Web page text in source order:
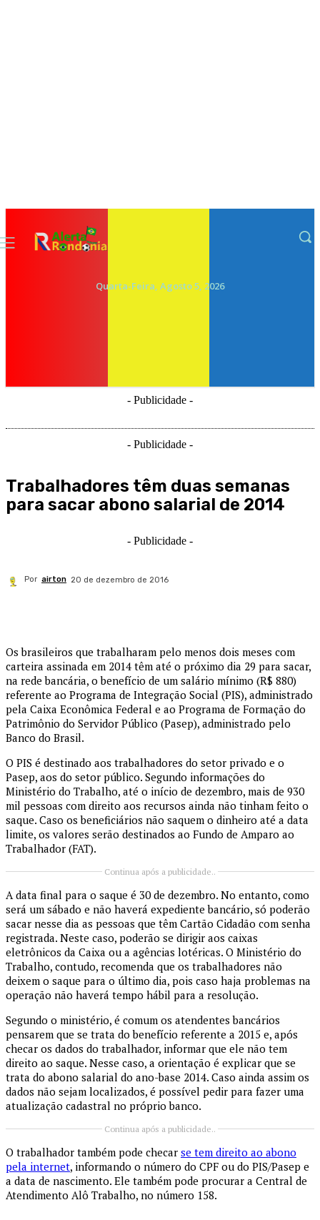
Quarta-Feira, Agosto 5, 2026
- Publicidade -
- Publicidade -
Trabalhadores têm duas semanas
para sacar abono salarial de 2014
- Publicidade -
Por airton 20 de dezembro de 2016
Os brasileiros que trabalharam pelo menos dois meses com
carteira assinada em 2014 têm até o próximo dia 29 para sacar,
na rede bancária, o benefício de um salário mínimo (R$ 880)
referente ao Programa de Integração Social (PIS), administrado
pela Caixa Econômica Federal e ao Programa de Formação do
Patrimônio do Servidor Público (Pasep), administrado pelo
Banco do Brasil.
O PIS é destinado aos trabalhadores do setor privado e o
Pasep, aos do setor público. Segundo informações do
Ministério do Trabalho, até o início de dezembro, mais de 930
mil pessoas com direito aos recursos ainda não tinham feito o
saque. Caso os beneficiários não saquem o dinheiro até a data
limite, os valores serão destinados ao Fundo de Amparo ao
Trabalhador (FAT).
Continua após a publicidade..
A data final para o saque é 30 de dezembro. No entanto, como
será um sábado e não haverá expediente bancário, só poderão
sacar nesse dia as pessoas que têm Cartão Cidadão com senha
registrada. Neste caso, poderão se dirigir aos caixas
eletrônicos da Caixa ou a agências lotéricas. O Ministério do
Trabalho, contudo, recomenda que os trabalhadores não
deixem o saque para o último dia, pois caso haja problemas na
operação não haverá tempo hábil para a resolução.
Segundo o ministério, é comum os atendentes bancários
pensarem que se trata do benefício referente a 2015 e, após
checar os dados do trabalhador, informar que ele não tem
direito ao saque. Nesse caso, a orientação é explicar que se
trata do abono salarial do ano-base 2014. Caso ainda assim os
dados não sejam localizados, é possível pedir para fazer uma
atualização cadastral no próprio banco.
Continua após a publicidade..
O trabalhador também pode checar se tem direito ao abono
pela internet, informando o número do CPF ou do PIS/Pasep e
a data de nascimento. Ele também pode procurar a Central de
Atendimento Alô Trabalho, no número 158.